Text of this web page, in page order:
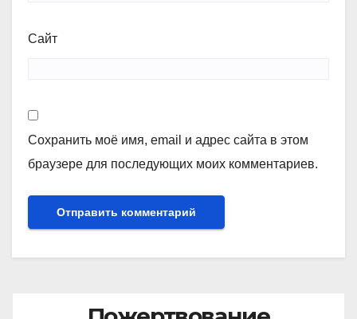
Сайт
Сохранить моё имя, email и адрес сайта в этом
браузере для последующих моих комментариев.